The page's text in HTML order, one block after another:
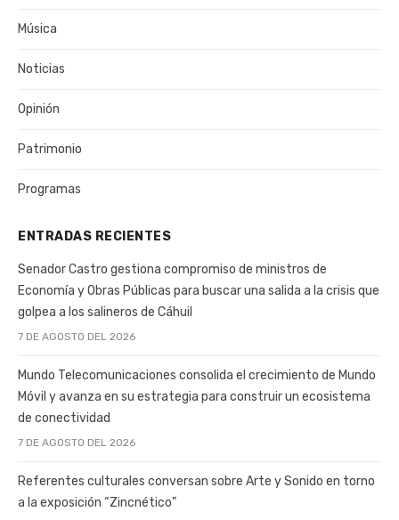
Música
Noticias
Opinión
Patrimonio
Programas
ENTRADAS RECIENTES
Senador Castro gestiona compromiso de ministros de
Economía y Obras Públicas para buscar una salida a la crisis que
golpea a los salineros de Cáhuil
7 DE AGOSTO DEL 2026
Mundo Telecomunicaciones consolida el crecimiento de Mundo
Móvil y avanza en su estrategia para construir un ecosistema
de conectividad
7 DE AGOSTO DEL 2026
Referentes culturales conversan sobre Arte y Sonido en torno
a la exposición “Zincnético”